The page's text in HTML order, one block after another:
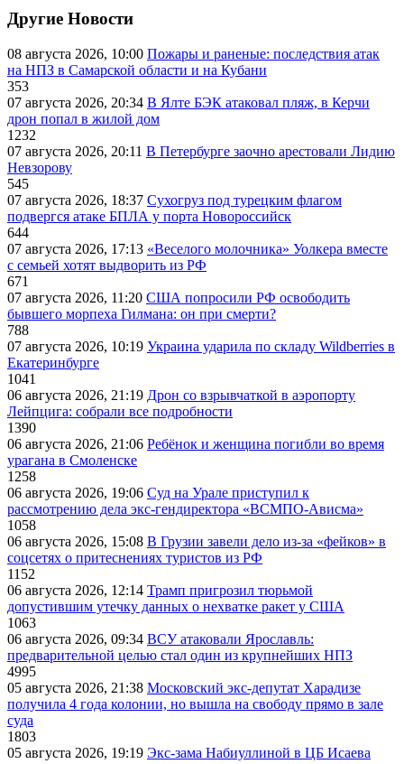
Другие Новости
08 августа 2026, 10:00 Пожары и раненые: последствия атак
на НПЗ в Самарской области и на Кубани
353
07 августа 2026, 20:34 В Ялте БЭК атаковал пляж, в Керчи
дрон попал в жилой дом
1232
07 августа 2026, 20:11 В Петербурге заочно арестовали Лидию
Невзорову
545
07 августа 2026, 18:37 Сухогруз под турецким флагом
подвергся атаке БПЛА у порта Новороссийск
644
07 августа 2026, 17:13 «Веселого молочника» Уолкера вместе
с семьей хотят выдворить из РФ
671
07 августа 2026, 11:20 США попросили РФ освободить
бывшего морпеха Гилмана: он при смерти?
788
07 августа 2026, 10:19 Украина ударила по складу Wildberries в
Екатеринбурге
1041
06 августа 2026, 21:19 Дрон со взрывчаткой в аэропорту
Лейпцига: собрали все подробности
1390
06 августа 2026, 21:06 Ребёнок и женщина погибли во время
урагана в Смоленске
1258
06 августа 2026, 19:06 Суд на Урале приступил к
рассмотрению дела экс-гендиректора «ВСМПО-Ависма»
1058
06 августа 2026, 15:08 В Грузии завели дело из-за «фейков» в
соцсетях о притеснениях туристов из РФ
1152
06 августа 2026, 12:14 Трамп пригрозил тюрьмой
допустившим утечку данных о нехватке ракет у США
1063
06 августа 2026, 09:34 ВСУ атаковали Ярославль:
предварительной целью стал один из крупнейших НПЗ
4995
05 августа 2026, 21:38 Московский экс-депутат Харадизе
получила 4 года колонии, но вышла на свободу прямо в зале
суда
1803
05 августа 2026, 19:19 Экс-зама Набиуллиной в ЦБ Исаева